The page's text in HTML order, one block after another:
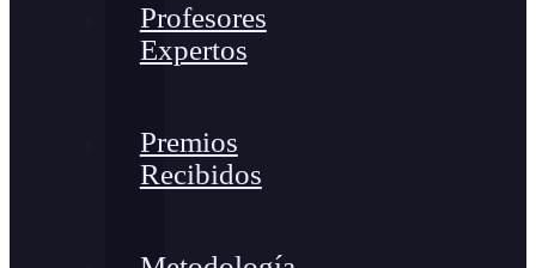
Profesores
Expertos
Premios
Recibidos